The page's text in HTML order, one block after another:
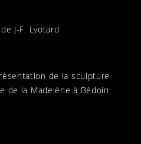
de J-F. Lyotard
de la sculpture
de la Madelène à Bédoin